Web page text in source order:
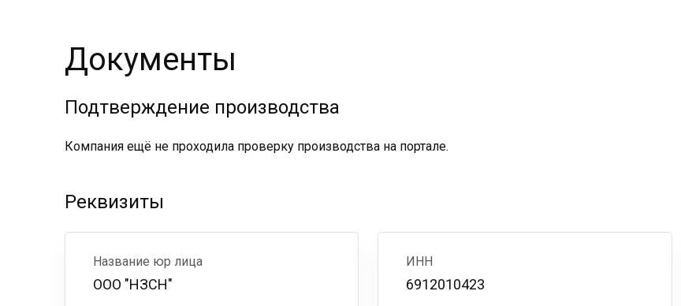
Документы
Подтверждение производства
Компания ещё не проходила проверку производства на портале.
Реквизиты
Название юр лица
ООО "НЗСН"
ИНН
6912010423